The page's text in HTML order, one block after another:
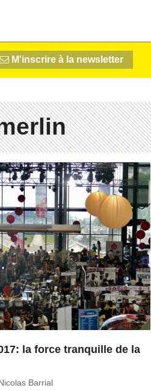
M'inscrire à la newsletter
la force tranquille de la
Barrial